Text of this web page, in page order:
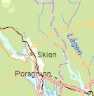
før
Videre går
til Kirkflå.
for